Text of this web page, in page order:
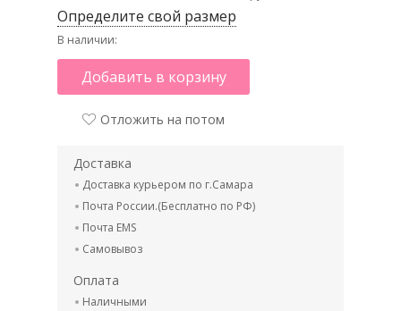
Определите свой размер
В наличии:
Добавить в корзину
Отложить на потом
Доставка
Доставка курьером по г.Самара
Почта России.(Бесплатно по РФ)
Почта EMS
Самовывоз
Оплата
Наличными